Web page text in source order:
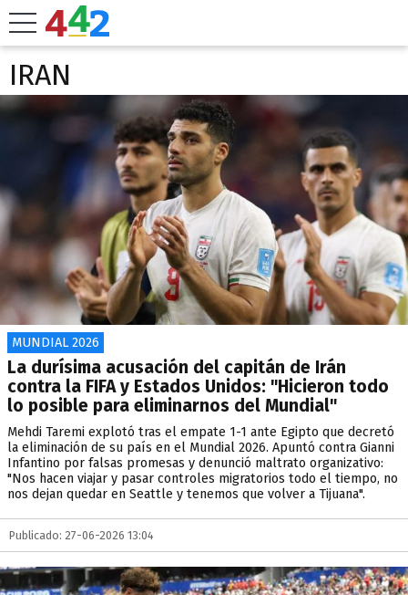
IRAN
MUNDIAL 2026
La durísima acusación del capitán de Irán
contra la FIFA y Estados Unidos: "Hicieron todo
lo posible para eliminarnos del Mundial"
Mehdi Taremi explotó tras el empate 1-1 ante Egipto que decretó
la eliminación de su país en el Mundial 2026. Apuntó contra Gianni
Infantino por falsas promesas y denunció maltrato organizativo:
"Nos hacen viajar y pasar controles migratorios todo el tiempo, no
nos dejan quedar en Seattle y tenemos que volver a Tijuana".
Publicado: 27-06-2026 13:04